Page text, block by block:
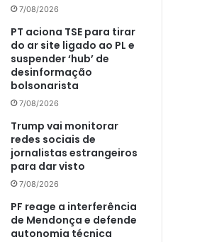
7/08/2026
PT aciona TSE para tirar
do ar site ligado ao PL e
suspender ‘hub’ de
desinformação
bolsonarista
7/08/2026
Trump vai monitorar
redes sociais de
jornalistas estrangeiros
para dar visto
7/08/2026
PF reage a interferência
de Mendonça e defende
autonomia técnica